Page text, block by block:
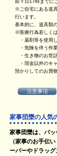
前々日17時までに
※ご自宅にある道
行います。
基本的に、道具類
※医療行為若しく
・薬剤等を使用
・危険を伴う作
・生き物のお世
・現金以外のキ
預かりしてのお買
注意事項
家事団欒の人気
家事団欒は、パ
（家事のお手伝
ーパーやドラッ